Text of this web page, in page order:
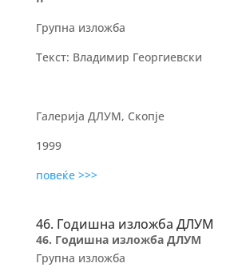
Групна изложба
Текст: Владимир Георгиевски
Галерија ДЛУМ, Скопје
1999
повеќе >>>
46. Годишна изложба ДЛУМ
46. Годишна изложба ДЛУМ
Групна изложба